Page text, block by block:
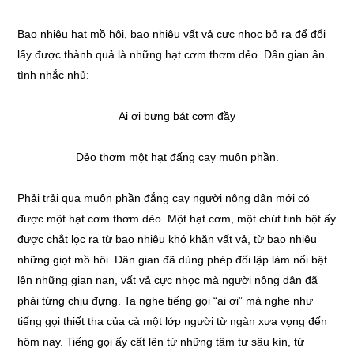
Bao nhiêu hạt mồ hôi, bao nhiêu vất vả cực nhọc bỏ ra để đổi
lấy được thành quả là những hạt cơm thơm dẻo. Dân gian ân
tình nhắc nhủ:
Ai ơi bưng bát cơm đầy
Dẻo thơm một hạt đấng cay muôn phần.
Phải trải qua muôn phần đắng cay người nông dân mới có
được một hạt cơm thơm dẻo. Một hạt cơm, một chút tinh bột ấy
được chắt lọc ra từ bao nhiêu khó khăn vất vả, từ bao nhiêu
những giọt mồ hôi. Dân gian đã dùng phép đối lập làm nổi bật
lên những gian nan, vất vả cực nhọc mà người nông dân đã
phải từng chịu đựng. Ta nghe tiếng gọi “ai ơi” mà nghe như
tiếng gọi thiết tha của cả một lớp người từ ngàn xưa vọng đến
hôm nay. Tiếng gọi ấy cất lên từ những tâm tư sâu kín, từ